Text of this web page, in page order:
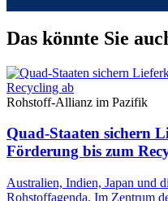
Das könnte Sie
Rohstoff-Allianz im Pazifik
Quad-Staaten sichern
Förderung bis zum
Australien, Indien, Japan und
Rohstoffagenda. Im Zentrum